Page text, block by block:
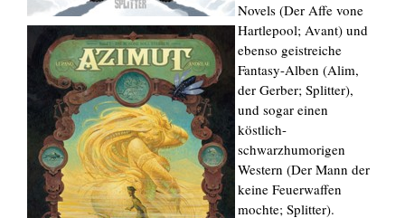
Novels (Der Affe vone
Hartlepool; Avant) und
ebenso geistreiche
Fantasy-Alben (Alim,
der Gerber; Splitter),
und sogar einen
köstlich-
schwarzhumorigen
Western (Der Mann der
keine Feuerwaffen
mochte; Splitter).